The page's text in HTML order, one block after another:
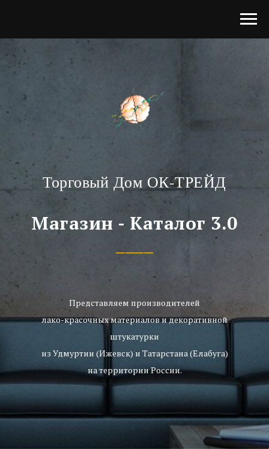
Торговый Дом ОК-ТРЕЙД
Магазин - Каталог 3.0
Представляем производителей
лако-красочных материалов и декоративной
штукатурки
из Удмуртии (Ижевск) и Татарстана (Елабуга)
на территории России.